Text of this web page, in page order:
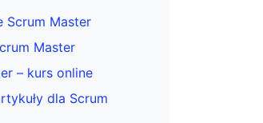
Scrum Master
Master
– kurs online
dla Scrum